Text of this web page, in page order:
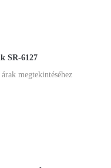
SR-6127
megtekintéséhez